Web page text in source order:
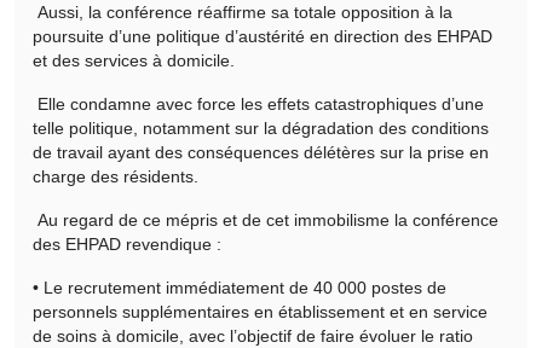
Aussi, la conférence réaffirme sa totale opposition à la
poursuite d’une politique d’austérité en direction des EHPAD
et des services à domicile.
Elle condamne avec force les effets catastrophiques d’une
telle politique, notamment sur la dégradation des conditions
de travail ayant des conséquences délétères sur la prise en
charge des résidents.
Au regard de ce mépris et de cet immobilisme la conférence
des EHPAD revendique :
• Le recrutement immédiatement de 40 000 postes de
personnels supplémentaires en établissement et en service
de soins à domicile, avec l’objectif de faire évoluer le ratio